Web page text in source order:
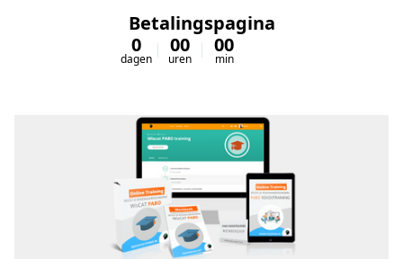
Betalingspagina
0
dagen
00
uren
00
min